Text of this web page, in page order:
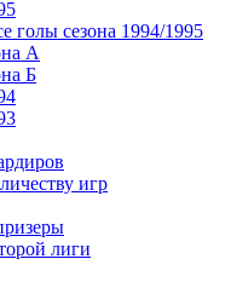
голы сезона 1994/1995
А
Б
игр
лиги